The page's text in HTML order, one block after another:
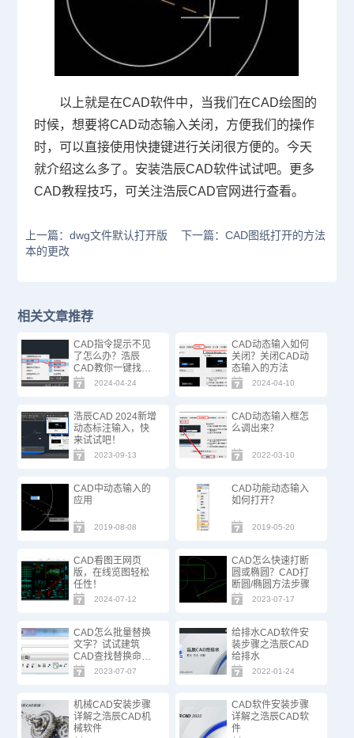
以上就是在CAD软件中，当我们在CAD绘图的
时候，想要将CAD动态输入关闭，方便我们的操作
时，可以直接使用快捷键进行关闭很方便的。今天
就介绍这么多了。安装浩辰CAD软件试试吧。更多
CAD教程技巧，可关注浩辰CAD官网进行查看。
上一篇：dwg文件默认打开版
本的更改
下一篇：CAD图纸打开的方法
相关文章推荐
CAD指令提示不见
了怎么办？浩辰
CAD教你一键找
回！
2024-04-24
CAD动态输入如何
关闭？关闭CAD动
态输入的方法
2024-04-10
浩辰CAD 2024新增
动态标注输入，快
来试试吧！
2023-09-13
CAD动态输入框怎
么调出来？
2022-03-10
CAD中动态输入的
应用
2019-08-08
CAD功能动态输入
如何打开？
2019-05-20
CAD看图王网页
版，在线览图轻松
任性！
2024-07-12
CAD怎么快速打断
圆或椭圆？CAD打
断圆/椭圆方法步骤
2023-07-17
CAD怎么批量替换
文字？试试建筑
CAD查找替换命
令！
2023-07-07
给排水CAD软件安
装步骤之浩辰CAD
给排水
2022-01-24
机械CAD安装步骤
详解之浩辰CAD机
械软件
CAD软件安装步骤
详解之浩辰CAD软
件